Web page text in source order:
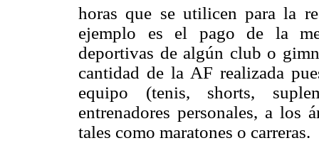
horas que se utilicen para la
ejemplo es el pago de la
deportivas de algún club o
cantidad de la AF realizada
equipo (tenis, shorts,
entrenadores personales, a
tales como maratones o carreras.